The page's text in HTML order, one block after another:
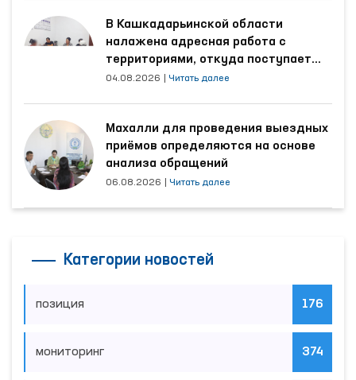
В Кашкадарьинской области
налажена адресная работа с
территориями, откуда поступает
наибольшее количество обращений
04.08.2026 Читать далее
Махалли для проведения выездных
приёмов определяются на основе
анализа обращений
06.08.2026 Читать далее
Категории новостей
позиция 176
мониторинг 374